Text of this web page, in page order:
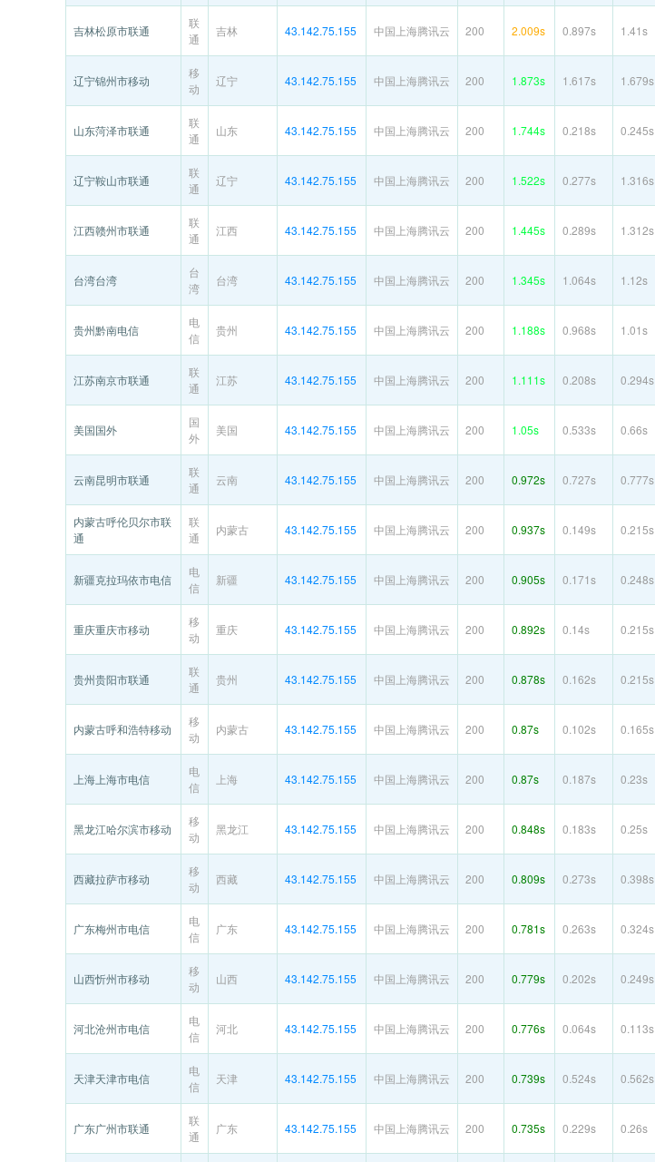
吉林松原市联通
联
通
吉林 43.142.75.155 中国上海腾讯云 200 2.009s 0.897s 1.41s
辽宁锦州市移动
移
动
辽宁 43.142.75.155 中国上海腾讯云 200 1.873s 1.617s 1.679s
山东菏泽市联通
联
通
山东 43.142.75.155 中国上海腾讯云 200 1.744s 0.218s 0.245s
辽宁鞍山市联通
联
通
辽宁 43.142.75.155 中国上海腾讯云 200 1.522s 0.277s 1.316s
江西赣州市联通
联
通
江西 43.142.75.155 中国上海腾讯云 200 1.445s 0.289s 1.312s
台湾台湾
台
湾
台湾 43.142.75.155 中国上海腾讯云 200 1.345s 1.064s 1.12s
贵州黔南电信
电
信
贵州 43.142.75.155 中国上海腾讯云 200 1.188s 0.968s 1.01s
江苏南京市联通
联
通
江苏 43.142.75.155 中国上海腾讯云 200 1.111s 0.208s 0.294s
美国国外
国
外
美国 43.142.75.155 中国上海腾讯云 200 1.05s 0.533s 0.66s
云南昆明市联通
联
通
云南 43.142.75.155 中国上海腾讯云 200 0.972s 0.727s 0.777s
内蒙古呼伦贝尔市联
通
联
通
内蒙古 43.142.75.155 中国上海腾讯云 200 0.937s 0.149s 0.215s
新疆克拉玛依市电信
电
信
新疆 43.142.75.155 中国上海腾讯云 200 0.905s 0.171s 0.248s
重庆重庆市移动
移
动
重庆 43.142.75.155 中国上海腾讯云 200 0.892s 0.14s 0.215s
贵州贵阳市联通
联
通
贵州 43.142.75.155 中国上海腾讯云 200 0.878s 0.162s 0.215s
内蒙古呼和浩特移动
移
动
内蒙古 43.142.75.155 中国上海腾讯云 200 0.87s 0.102s 0.165s
上海上海市电信
电
信
上海 43.142.75.155 中国上海腾讯云 200 0.87s 0.187s 0.23s
黑龙江哈尔滨市移动
移
动
黑龙江 43.142.75.155 中国上海腾讯云 200 0.848s 0.183s 0.25s
西藏拉萨市移动
移
动
西藏 43.142.75.155 中国上海腾讯云 200 0.809s 0.273s 0.398s
广东梅州市电信
电
信
广东 43.142.75.155 中国上海腾讯云 200 0.781s 0.263s 0.324s
山西忻州市移动
移
动
山西 43.142.75.155 中国上海腾讯云 200 0.779s 0.202s 0.249s
河北沧州市电信
电
信
河北 43.142.75.155 中国上海腾讯云 200 0.776s 0.064s 0.113s
天津天津市电信
电
信
天津 43.142.75.155 中国上海腾讯云 200 0.739s 0.524s 0.562s
广东广州市联通
联
通
广东 43.142.75.155 中国上海腾讯云 200 0.735s 0.229s 0.26s